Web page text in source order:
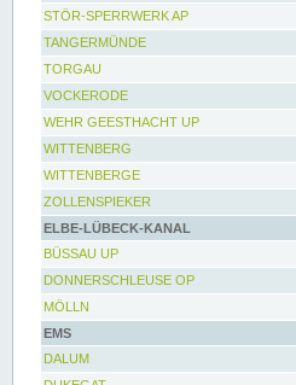
STÖR-SPERRWERK AP
TANGERMÜNDE
TORGAU
VOCKERODE
WEHR GEESTHACHT UP
WITTENBERG
WITTENBERGE
ZOLLENSPIEKER
ELBE-LÜBECK-KANAL
BÜSSAU UP
DONNERSCHLEUSE OP
MÖLLN
EMS
DALUM